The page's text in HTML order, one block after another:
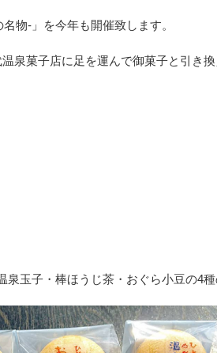
物-」を今年も開催致します。
泉菓子店に足を運んで御菓子と引き換
玉子・棒ほうじ茶・おぐら小豆の4